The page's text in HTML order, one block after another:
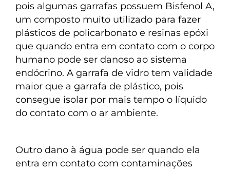
pois algumas garrafas possuem Bisfenol A,
um composto muito utilizado para fazer
plásticos de policarbonato e resinas epóxi
que quando entra em contato com o corpo
humano pode ser danoso ao sistema
endócrino. A garrafa de vidro tem validade
maior que a garrafa de plástico, pois
consegue isolar por mais tempo o líquido
do contato com o ar ambiente.
Outro dano à água pode ser quando ela
entra em contato com contaminações